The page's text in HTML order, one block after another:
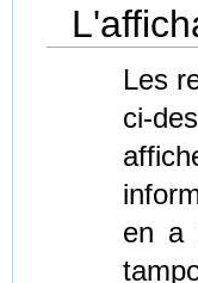
Les
ci-
en a